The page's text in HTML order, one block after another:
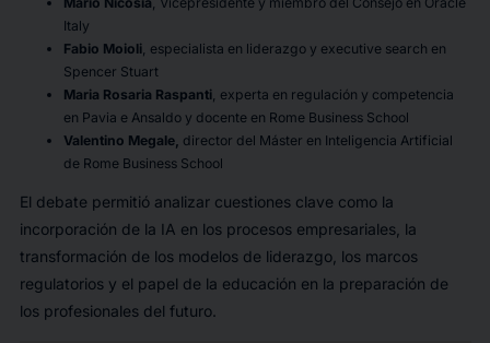
Italy
Fabio Moioli, especialista en liderazgo y executive search en
Spencer Stuart
Maria Rosaria Raspanti, experta en regulación y competencia
en Pavia e Ansaldo y docente en Rome Business School
Valentino Megale, director del Máster en Inteligencia Artificial
de Rome Business School
El debate permitió analizar cuestiones clave como la
incorporación de la IA en los procesos empresariales, la
transformación de los modelos de liderazgo, los marcos
regulatorios y el papel de la educación en la preparación de
los profesionales del futuro.